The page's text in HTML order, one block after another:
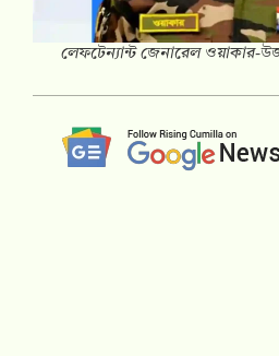
লেফটেন্যান্ট জেনারেল ওয়াকার-